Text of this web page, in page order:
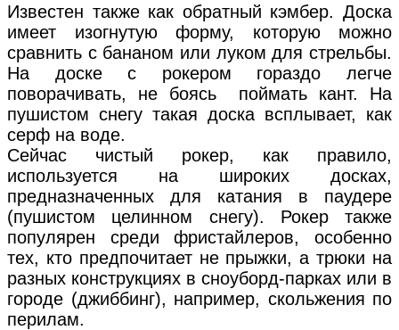
Известен также как обратный кэмбер. Доска
имеет изогнутую форму, которую можно
сравнить с бананом или луком для стрельбы.
На доске с рокером гораздо легче
поворачивать, не боясь поймать кант. На
пушистом снегу такая доска всплывает, как
серф на воде.
Сейчас чистый рокер, как правило,
используется на широких досках,
предназначенных для катания в паудере
(пушистом целинном снегу). Рокер также
популярен среди фристайлеров, особенно
тех, кто предпочитает не прыжки, а трюки на
разных конструкциях в сноуборд-парках или в
городе (джиббинг), например, скольжения по
перилам.